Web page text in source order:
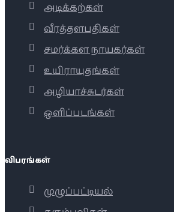
அடிக்கற்கள்
வீரத்தளபதிகள்
சமர்க்கள நாயகர்கள்
உயிராயுதங்கள்
அழியாச்சுடர்கள்
ஒளிப்படங்கள்
விபரங்கள்
முழுப்பட்டியல்